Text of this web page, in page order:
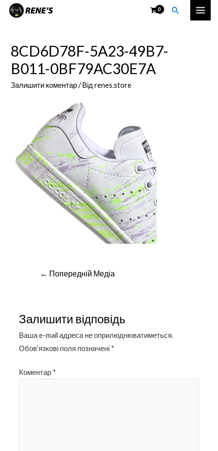
Перейти
Пошук
Main
8CD6D78F-5A23-49B7-
B011-0BF79AC30E7A
Залишити коментар / Відrenes.store
Навігація
← Попередній Медіа
Залишити відповідь
Ваша e-mail адреса не оприлюднюватиметься.
Обов’язкові поля позначені *
Коментар *